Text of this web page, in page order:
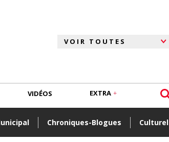
Chroniques-Blogues Culturel
VIDÉOS EXTRA